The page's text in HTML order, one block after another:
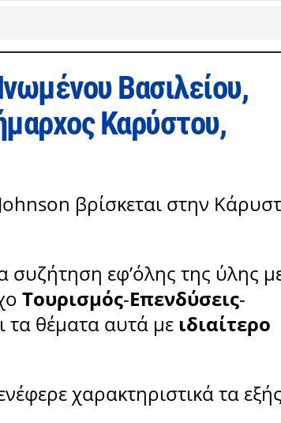
Βασιλείου,
Καρύστου,
βρίσκεται στην
συζήτηση εφ’όλης της ύλης
Τουρισμός-Επενδύσεις-
τα θέματα αυτά με ιδιαίτερο
χαρακτηριστικά τα